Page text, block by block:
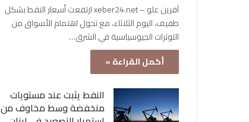
آفرين علو – xeber24.net ارتفعت أسعار النفط بشكل
طفيف، اليوم الثلاثاء، مع تحول اهتمام الأسواق من
التوترات الجيوسياسية في الشرق…
أكمل القراءة »
النفط يثبت عند مستويات
منخفضة وسط مخاوف من